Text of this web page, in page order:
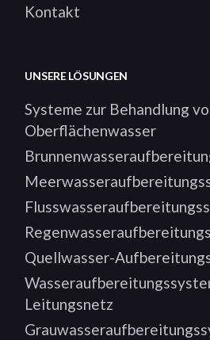
Kontakt
UNSERE LÖSUNGEN
Systeme zur Behandlung
Oberflächenwasser
Quellwasser-
Leitungsnetz